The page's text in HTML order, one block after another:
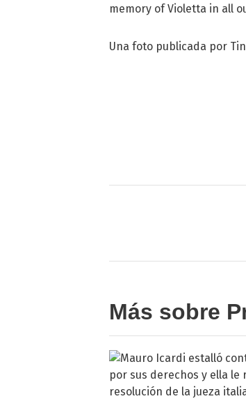
memory of Violetta in all
Una foto publicada por
Más sobre